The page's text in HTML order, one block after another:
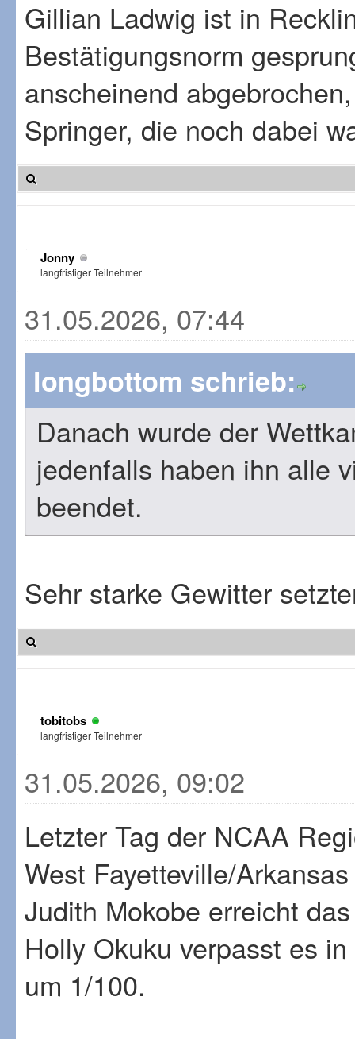
Gillian Ladwig ist in
Bestätigungsnorm
anscheinend
Springer, die noch dabei
Jonny
langfristiger Teilnehmer
31.05.2026, 07:44
longbottom schrieb:
Danach wurde der
jedenfalls haben ihn alle
beendet.
Sehr starke Gewitter
tobitobs
langfristiger Teilnehmer
31.05.2026, 09:02
Letzter Tag der NCAA
West Fayetteville/Arkansas
Judith Mokobe erreicht
Holly Okuku verpasst es
um 1/100.